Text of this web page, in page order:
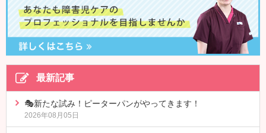
最新記事
🎭新たな試み！ピーターパンがやってきます！
2026年08月05日